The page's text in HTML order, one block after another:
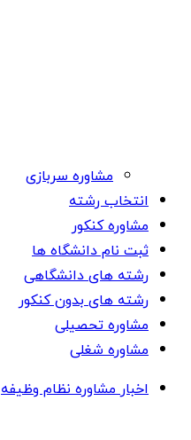
مشاوره سربازی
انتخاب رشته
مشاوره کنکور
ثبت نام دانشگاه ها
رشته های دانشگاهی
رشته های بدون کنکور
مشاوره تحصیلی
مشاوره شغلی
اخبار مشاوره نظام وظیفه